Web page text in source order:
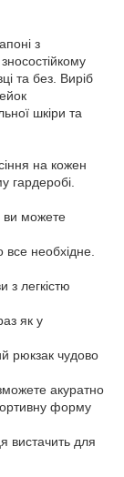
з
та без. Виріб
шкіри та
на кожен
гардеробі.
ви можете
необхідне.
з легкістю
як у
рюкзак чудово
акуратно
форму
вистачить для